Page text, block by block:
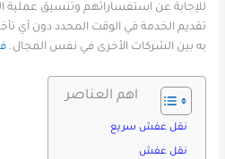
للإجابة عن استفساراتهم وتنسيق
تقديم الخدمة في الوقت المحدد دون أي
به بين الشركات الأخرى في نفس المجال.
اهم العناصر
نقل عفش سريع
نقل عفش